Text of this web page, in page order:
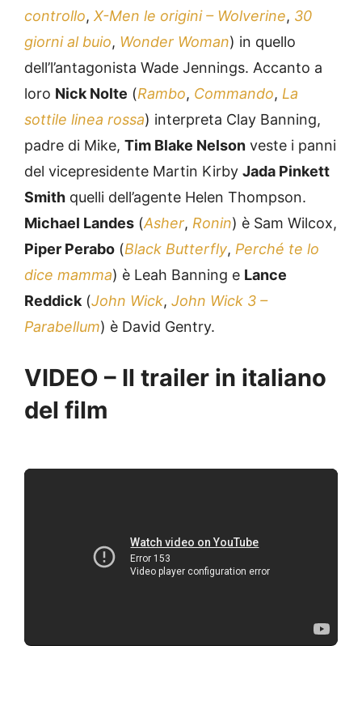
controllo, X-Men le origini – Wolverine, 30
giorni al buio, Wonder Woman) in quello
dell’l’antagonista Wade Jennings. Accanto a
loro Nick Nolte (Rambo, Commando, La
sottile linea rossa) interpreta Clay Banning,
padre di Mike, Tim Blake Nelson veste i panni
del vicepresidente Martin Kirby Jada Pinkett
Smith quelli dell’agente Helen Thompson.
Michael Landes (Asher, Ronin) è Sam Wilcox,
Piper Perabo (Black Butterfly, Perché te lo
dice mamma) è Leah Banning e Lance
Reddick(John Wick, John Wick 3 –
Parabellum) è David Gentry.
VIDEO – Il trailer in italiano
del film